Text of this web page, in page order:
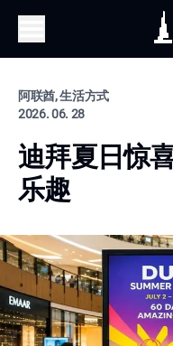
阿联酋, 生活方式
2026. 06. 28
迪拜夏日惊
乐趣